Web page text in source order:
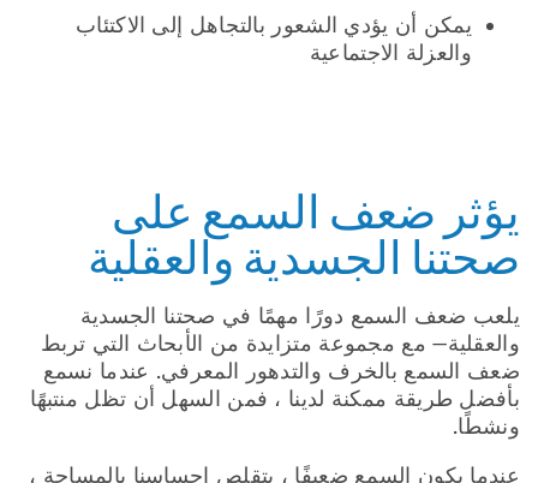
يمكن أن يؤدي الشعور بالتجاهل إلى الاكتئاب
والعزلة الاجتماعية
يؤثر ضعف السمع على
صحتنا الجسدية والعقلية
يلعب ضعف السمع دورًا مهمًا في صحتنا الجسدية
والعقلية— مع مجموعة متزايدة من الأبحاث التي تربط
ضعف السمع بالخرف والتدهور المعرفي. عندما نسمع
بأفضل طريقة ممكنة لدينا ، فمن السهل أن تظل منتبهًا
ونشطًا.
عندما يكون السمع ضعيفًا ، يتقلص إحساسنا بالمساحة ،